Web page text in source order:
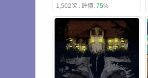
1,502次 . 評價: 75%